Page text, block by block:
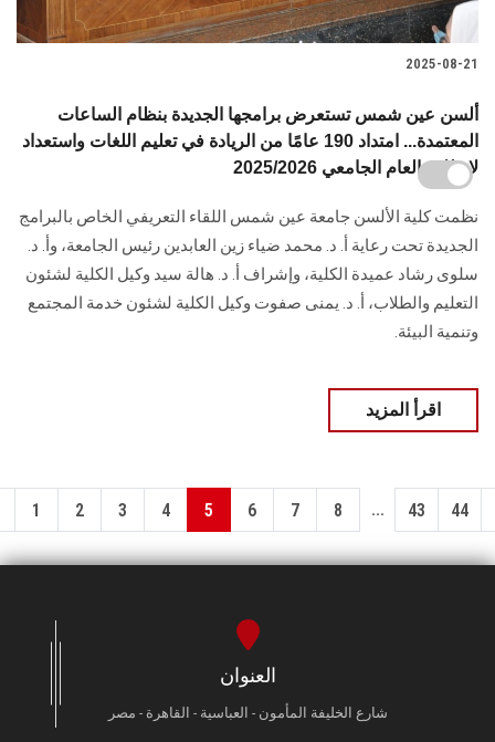
2025-08-21
ألسن عين شمس تستعرض برامجها الجديدة بنظام الساعات
المعتمدة... امتداد 190 عامًا من الريادة في تعليم اللغات واستعداد
لانطلاق العام الجامعي 2025/2026
نظمت كلية الألسن جامعة عين شمس اللقاء التعريفي الخاص بالبرامج
الجديدة تحت رعاية أ. د. محمد ضياء زين العابدين رئيس الجامعة، وأ. د.
سلوى رشاد عميدة الكلية، وإشراف أ. د. هالة سيد وكيل الكلية لشئون
التعليم والطلاب، أ. د. يمنى صفوت وكيل الكلية لشئون خدمة المجتمع
وتنمية البيئة.
اقرأ المزيد
1 2 3 4 5 6 7 8 ... 43 44
العنوان
شارع الخليفة المأمون - العباسية - القاهرة - مصر